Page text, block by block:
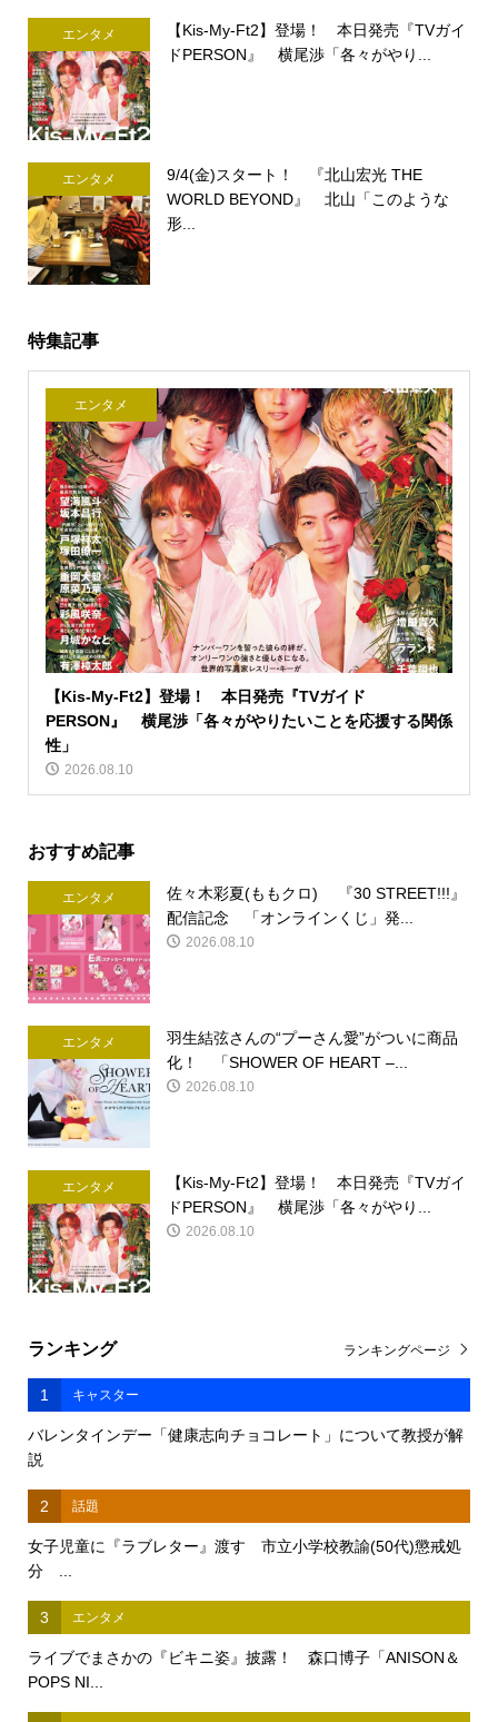
エンタメ
【Kis-My-Ft2】登場！ 本日発売『TVガイ
ドPERSON』 横尾渉「各々がやり...
エンタメ
9/4(金)スタート！ 『北山宏光 THE
WORLD BEYOND』 北山「このような
形...
特集記事
エンタメ
【Kis-My-Ft2】登場！ 本日発売『TVガイド
PERSON』 横尾渉「各々がやりたいことを応援する関係
性」
2026.08.10
おすすめ記事
エンタメ
佐々木彩夏(ももクロ) 『30 STREET!!!』
配信記念 「オンラインくじ」発...
2026.08.10
エンタメ
羽生結弦さんの“プーさん愛”がついに商品
化！ 「SHOWER OF HEART –...
2026.08.10
エンタメ
【Kis-My-Ft2】登場！ 本日発売『TVガイ
ドPERSON』 横尾渉「各々がやり...
2026.08.10
ランキング
1 キャスター
バレンタインデー「健康志向チョコレート」について教授が解
説
2 話題
女子児童に『ラブレター』渡す 市立小学校教諭(50代)懲戒処
分 ...
3 エンタメ
ライブでまさかの『ビキニ姿』披露！ 森口博子「ANISON＆
POPS NI...
ランキングページ